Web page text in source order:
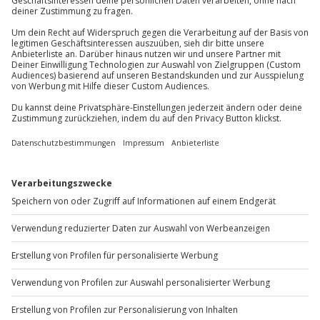
Du erreichst uns telefonisch zu folgenden Zeiten,
außer an bundesweiten Feiertagen:
Mo-Fr: 8-20 Uhr | Sa: 10-16 Uhr
Du möchtest als Firma bestellen?
Sichere Dir attraktive Firmenkunden Vorteile.
Mo-Fr: 9-17 Uhr
b2b@jochen-schweizer.de
www.b2b.jochen-schweizer.de/
Artikelnummer:48307